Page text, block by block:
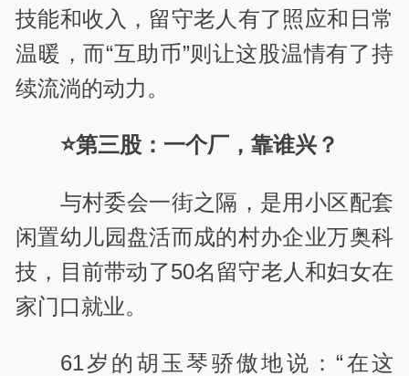
技能和收入，留守老人有了照应和日常
温暖，而“互助币”则让这股温情有了持
续流淌的动力。
⭐第三股：一个厂，靠谁兴？
与村委会一街之隔，是用小区配套
闲置幼儿园盘活而成的村办企业万奥科
技，目前带动了50名留守老人和妇女在
家门口就业。
61岁的胡玉琴骄傲地说：“在这